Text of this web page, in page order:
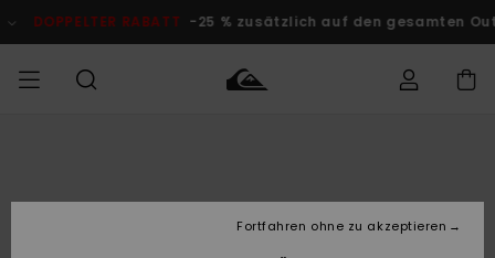
Produktinformation
DOPPELTER RABATT -25 % zusätzlich auf den gesamten
Accessoires
Accessoires
Brandneu
Snow Shop
Fortfahren ohne zu akzeptieren